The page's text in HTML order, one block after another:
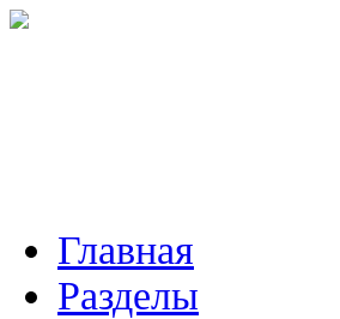
Главная
Разделы